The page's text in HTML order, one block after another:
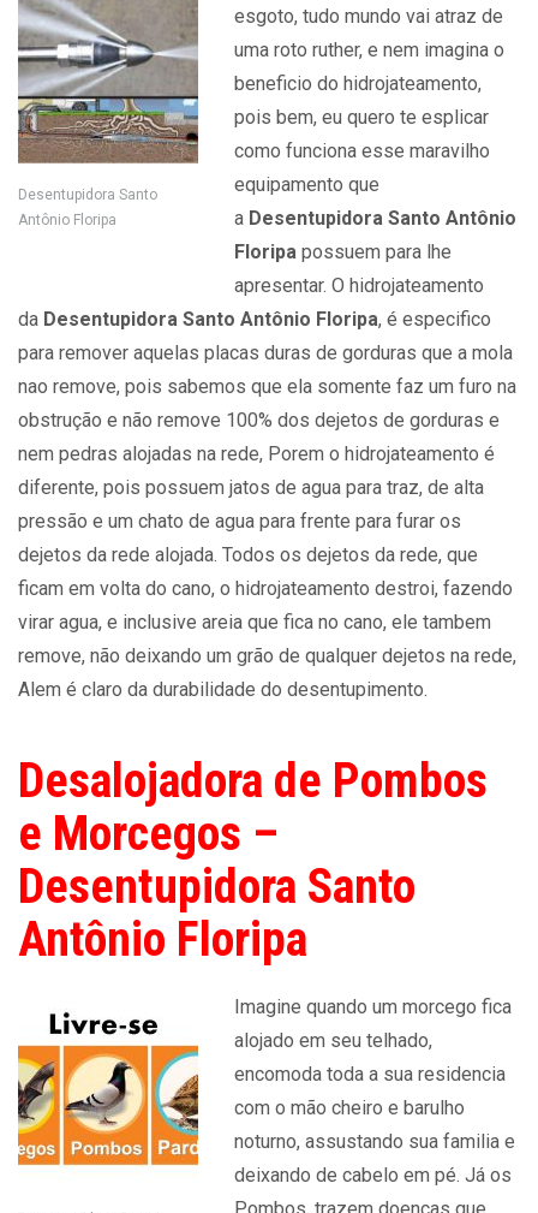
Desentupidora Santo
Antônio Floripa
esgoto, tudo mundo vai atraz de
uma roto ruther, e nem imagina o
beneficio do hidrojateamento,
pois bem, eu quero te esplicar
como funciona esse maravilho
equipamento que
a Desentupidora Santo Antônio
Floripa possuem para lhe
apresentar. O hidrojateamento
da Desentupidora Santo Antônio Floripa, é especifico
para remover aquelas placas duras de gorduras que a mola
nao remove, pois sabemos que ela somente faz um furo na
obstrução e não remove 100% dos dejetos de gorduras e
nem pedras alojadas na rede, Porem o hidrojateamento é
diferente, pois possuem jatos de agua para traz, de alta
pressão e um chato de agua para frente para furar os
dejetos da rede alojada. Todos os dejetos da rede, que
ficam em volta do cano, o hidrojateamento destroi, fazendo
virar agua, e inclusive areia que fica no cano, ele tambem
remove, não deixando um grão de qualquer dejetos na rede,
Alem é claro da durabilidade do desentupimento.
Desalojadora de Pombos
e Morcegos –
Desentupidora Santo
Antônio Floripa
Imagine quando um morcego fica
alojado em seu telhado,
encomoda toda a sua residencia
com o mão cheiro e barulho
noturno, assustando sua familia e
deixando de cabelo em pé. Já os